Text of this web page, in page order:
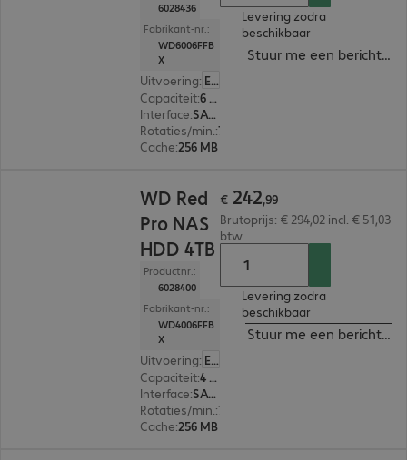
6028436
Fabrikant-nr.:
WD6006FFB
X
Uitvoering: Europa
Capaciteit:
6 TB
Interface:
SATA 3.0 (6 Gbit/s) 8,9 cm (3,5")
Rotaties/min. :
Cache:256 MB
Levering zodra
beschikbaar
Stuur me een bericht
WD Red
Pro NAS
HDD 4TB
Productnr.:
6028400
Fabrikant-nr.:
WD4006FFB
X
Uitvoering: Europa
Capaciteit:
4 TB
Interface:
SATA 3.0 (6 Gbit/s) 8,9 cm (3,5")
Rotaties/min. :
Cache:256 MB
€ 242,99
Brutoprijs: € 294,02 incl. € 51,03
btw
Levering zodra
beschikbaar
Stuur me een bericht